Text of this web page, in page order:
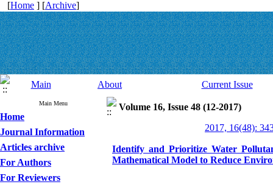
[Home ] [Archive]
Main About Current Issue
Main Menu
Home
Journal Information
Articles archive
For Authors
For Reviewers
Volume 16, Issue 48 (12-2017)
2017, 16(48):
Identify and Prioritize Water
Mathematical Model to Reduce